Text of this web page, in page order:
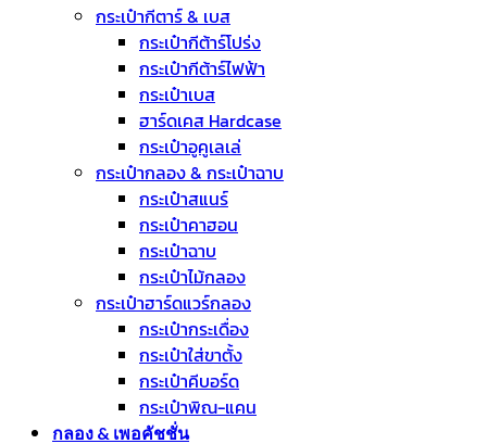
กระเป๋ากีตาร์ & เบส
กระเป๋ากีต้าร์โปร่ง
กระเป๋ากีต้าร์ไฟฟ้า
กระเป๋าเบส
ฮาร์ดเคส Hardcase
กระเป๋าอูคูเลเล่
กระเป๋ากลอง & กระเป๋าฉาบ
กระเป๋าสแนร์
กระเป๋าคาฮอน
กระเป๋าฉาบ
กระเป๋าไม้กลอง
กระเป๋าฮาร์ดแวร์กลอง
กระเป๋ากระเดื่อง
กระเป๋าใส่ขาตั้ง
กระเป๋าคีบอร์ด
กระเป๋าพิณ-แคน
กลอง & เพอคัชชั่น